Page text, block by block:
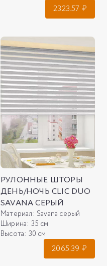
2323.57 ₽
РУЛОННЫЕ ШТОРЫ
ДЕНЬ/НОЧЬ CLIC DUO
SAVANA СЕРЫЙ
Материал: Savana серый
Ширина: 35 см
Высота: 30 см
2065.39 ₽